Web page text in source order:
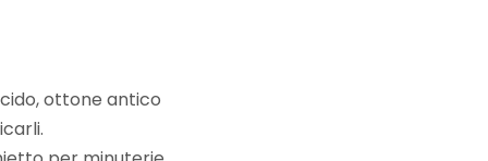
ottone antico